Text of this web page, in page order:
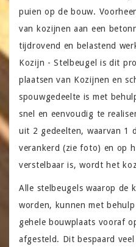
puien op de bouw.
van kozijnen aan een
tijdrovend en belastend
Kozijn - Stelbeugel is dit
plaatsen van Kozijnen en
spouwgedeelte is met
snel en eenvoudig te
uit 2 gedeelten, waarvan 1
verankerd (zie foto) en op
verstelbaar is, wordt het
Alle stelbeugels waarop de
worden, kunnen met
gehele bouwplaats vooraf
afgesteld. Dit bespaard